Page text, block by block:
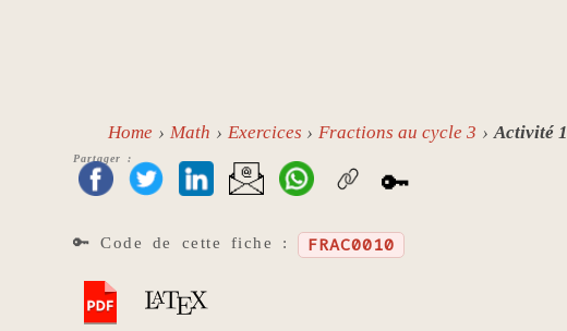
Home Math Exercices Fractions au cycle 3 Activité
Partager :
🔑
🔑 Code de cette fiche : FRAC0010